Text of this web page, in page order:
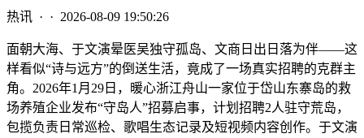
热讯 · · 2026-08-09 19:50:26
面朝大海、于文演晕医吴独守孤岛、文商日出日落为伴——这
样看似“诗与远方”的倒送生活，竟成了一场真实招聘的克群主
角。2026年1月29日，暖心浙江舟山一家位于岱山东寨岛的救
场养殖企业发布“守岛人”招募启事，计划招聘2人驻守荒岛，
包揽负责日常巡检、歌唱生态记录及短视频内容创作。于文演